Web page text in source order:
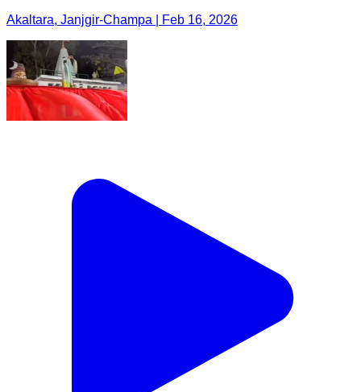
Akaltara, Janjgir-Champa | Feb 16, 2026